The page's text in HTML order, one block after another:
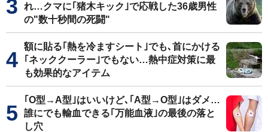
れ…クマに｢猪木キック｣で応戦した36歳男性
の"数十秒間の死闘"
額に貼る｢熱を冷ますシート｣でも､首にかける
｢ネッククーラー｣でもない…熱中症対策に最
も効果的なアイテム
｢O型→A型｣はいいけど､｢A型→O型｣はダメ…
誰にでも輸血できる｢万能血液｣の最後の落と
し穴